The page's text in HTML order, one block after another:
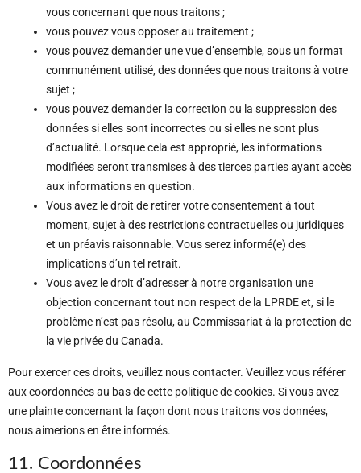
vous concernant que nous traitons ;
vous pouvez vous opposer au traitement ;
vous pouvez demander une vue d’ensemble, sous un format
communément utilisé, des données que nous traitons à votre
sujet ;
vous pouvez demander la correction ou la suppression des
données si elles sont incorrectes ou si elles ne sont plus
d’actualité. Lorsque cela est approprié, les informations
modifiées seront transmises à des tierces parties ayant accès
aux informations en question.
Vous avez le droit de retirer votre consentement à tout
moment, sujet à des restrictions contractuelles ou juridiques
et un préavis raisonnable. Vous serez informé(e) des
implications d’un tel retrait.
Vous avez le droit d’adresser à notre organisation une
objection concernant tout non respect de la LPRDE et, si le
problème n’est pas résolu, au Commissariat à la protection de
la vie privée du Canada.
Pour exercer ces droits, veuillez nous contacter. Veuillez vous référer
aux coordonnées au bas de cette politique de cookies. Si vous avez
une plainte concernant la façon dont nous traitons vos données,
nous aimerions en être informés.
11. Coordonnées